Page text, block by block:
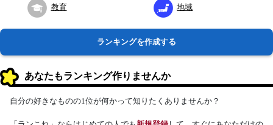
教育 地域
ランキングを作成する
あなたもランキング作りませんか
自分の好きなものの1位が何かって知りたくありませんか？